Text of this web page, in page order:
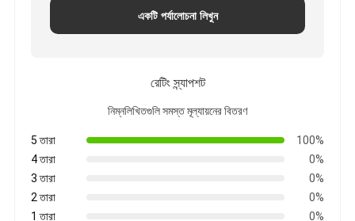
একটি পর্যালোচনা লিখুন
রেটিং স্ন্যাপশট
নিম্নলিখিতগুলি সমস্ত মূল্যায়নের বিতরণ
5 তারা
100%
4 তারা
0%
3 তারা
0%
2 তারা
0%
1 তারা
0%